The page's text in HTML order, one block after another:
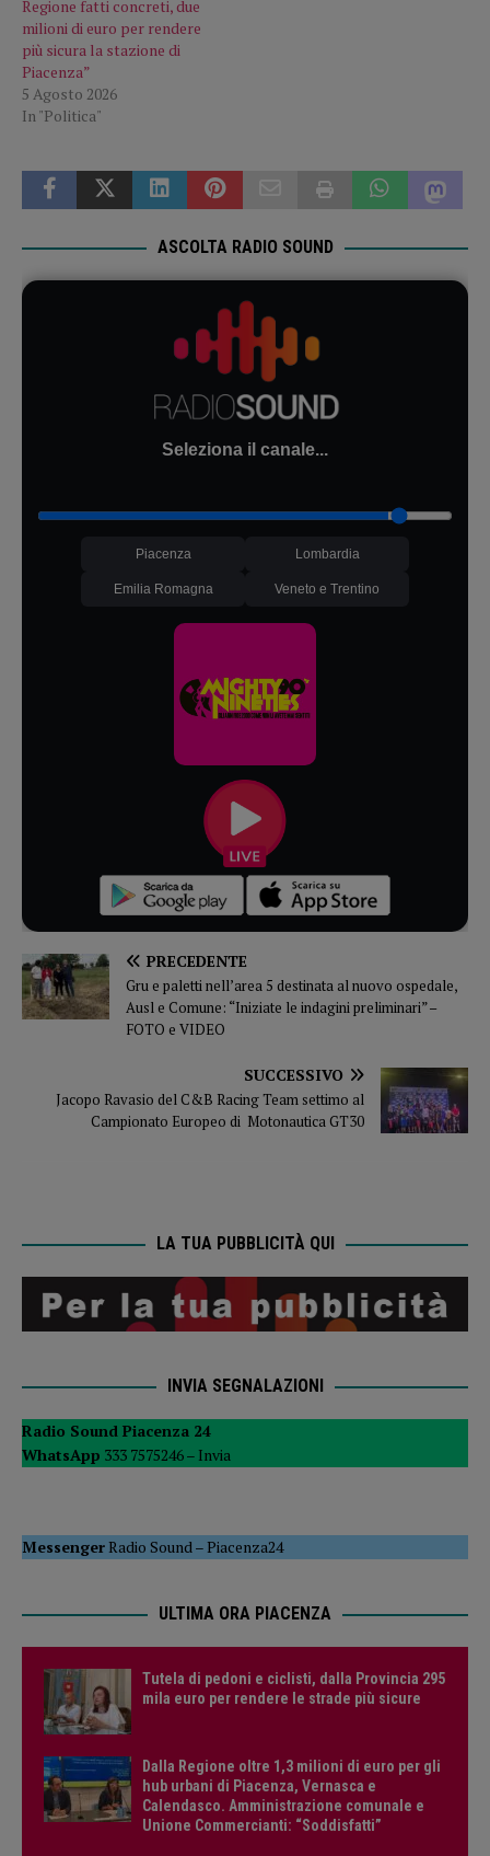
Regione fatti concreti, due
milioni di euro per rendere
più sicura la stazione di
Piacenza”
5 Agosto 2026
In "Politica"
ASCOLTA RADIO SOUND
Seleziona il canale...
Piacenza Lombardia
Emilia Romagna Veneto e Trentino
PRECEDENTE
Gru e paletti nell’area 5 destinata al nuovo ospedale,
Ausl e Comune: “Iniziate le indagini preliminari” –
FOTO e VIDEO
SUCCESSIVO
Jacopo Ravasio del C&B Racing Team settimo al
Campionato Europeo di Motonautica GT30
LA TUA PUBBLICITÀ QUI
INVIA SEGNALAZIONI
Radio Sound Piacenza 24
WhatsApp 333 7575246 – Invia
MessengerRadio Sound–Piacenza24
ULTIMA ORA PIACENZA
Tutela di pedoni e ciclisti, dalla Provincia 295
mila euro per rendere le strade più sicure
Dalla Regione oltre 1,3 milioni di euro per gli
hub urbani di Piacenza, Vernasca e
Calendasco. Amministrazione comunale e
Unione Commercianti: “Soddisfatti”